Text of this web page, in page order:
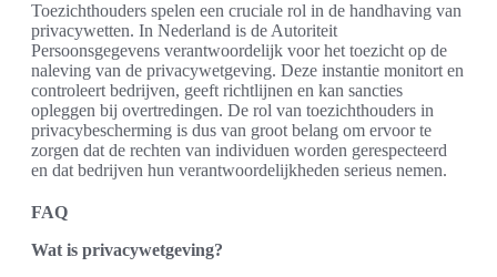
Toezichthouders spelen een cruciale rol in de handhaving van
privacywetten. In Nederland is de Autoriteit
Persoonsgegevens verantwoordelijk voor het toezicht op de
naleving van de privacywetgeving. Deze instantie monitort en
controleert bedrijven, geeft richtlijnen en kan sancties
opleggen bij overtredingen. De rol van toezichthouders in
privacybescherming is dus van groot belang om ervoor te
zorgen dat de rechten van individuen worden gerespecteerd
en dat bedrijven hun verantwoordelijkheden serieus nemen.
FAQ
Wat is privacywetgeving?